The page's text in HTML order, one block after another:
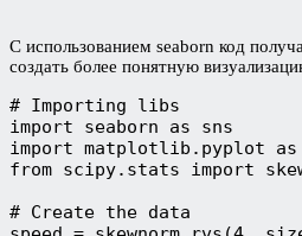
С использованием seaborn код
создать более понятную
# Importing libs
import seaborn as sns
import matplotlib.pyplot
from scipy.stats import
# Create the data